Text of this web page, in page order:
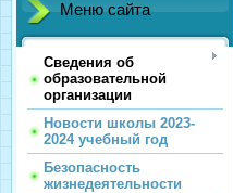
Меню сайта
Сведения об
образовательной
организации
Новости школы 2023-
2024 учебный год
Безопасность
жизнедеятельности